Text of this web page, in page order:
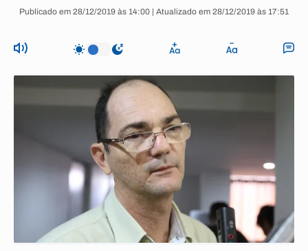
Publicado em 28/12/2019 às 14:00 | Atualizado em 28/12/2019 às 17:51